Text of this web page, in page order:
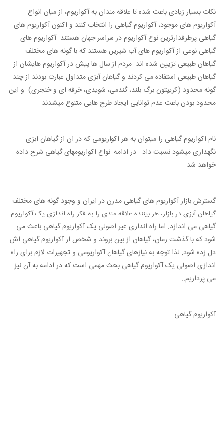
نکات بسیار زیادی باعث شده تا علاقه مندان به آکواریوم، از میان انواع
آکواریوم های موجود، آکواریوم گیاهی را انتخاب کنند و اکنون آکواریوم های
گیاهی پرطرفدارترین نوع آکواریوم در سراسر جهان هستند. آکواریوم های
گیاهی نوعی از آکواریوم های آب شیرین هستند که با گونه های مختلف
گیاهان طبیعی تزیین شده اند. مردم از سال ها پیش در آکواریوم هایشان از
گیاهان طبیعی استفاده می کردند و گیاهان آبزی متداول عبارت بودند از چند
گونه محدود (کریپتون برگ بلند، گندمی، شویدی، خرفه ای و خنجری) و این
محدود بودن باعث عدم توانایی ایجاد طرح هایی متنوع میشدند. .
نام اکواریوم گیاهی را میتوان به هر اکواریومی که در ان از گیاهان ابزی
نگهداری میشود نسبت داد . در ادامه انواع اکواریومهای گیاهی شرح داده
خواهد شد ..
گسترش بازار آکواریوم های گیاهی مدرن در ایران و وجود گونه های مختلف
گیاهان آبزی در بازار، هر بیننده علاقه مندی را به فکر راه اندازی یک آکواریوم
گیاهی می اندازد. اما راه اندازی غیر اصولی یک آکواریوم گیاهی باعث می
شود که با گذشت زمان، گیاهان از بین بروند و شخص از آکواریوم گیاهی اش
دل زده شود, لذا توجه به نیازهای گیاهان آکواریومی و تجهیزات لازم برای راه
اندازی اصولی یک آکواریوم گیاهی بحث مهمی است که در ادامه به آن نیز
می پردازیم..
آکواریوم گیاهی